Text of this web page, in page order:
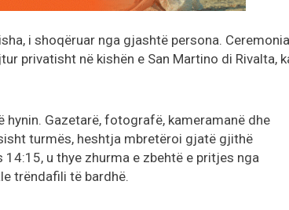
i shoqëruar nga gjashtë persona. Ceremonia
privatisht në kishën e San Martino di Rivalta,
hynin. Gazetarë, fotografë, kameramanë dhe
turmës, heshtja mbretëroi gjatë gjithë
u thye zhurma e zbehtë e pritjes nga
trëndafili të bardhë.